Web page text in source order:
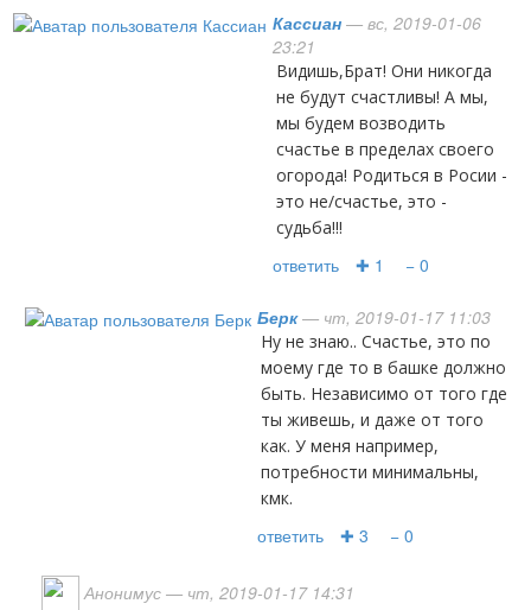
Кассиан — вс, 2019-01-06
23:21
Видишь,Брат! Они никогда
не будут счастливы! А мы,
мы будем возводить
счастье в пределах своего
огорода! Родиться в Росии -
это не/счастье, это -
судьба!!!
ответить ✚ 1 − 0
Берк— чт, 2019-01-17 11:03
Ну не знаю.. Счастье, это по
моему где то в башке должно
быть. Независимо от того где
ты живешь, и даже от того
как. У меня например,
потребности минимальны,
кмк.
ответить ✚ 3 − 0
Анонимус — чт, 2019-01-17 14:31